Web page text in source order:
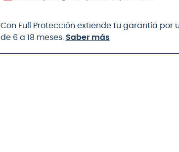
Con Full Protección extiende tu garantía por
de 6 a 18 meses. Saber más